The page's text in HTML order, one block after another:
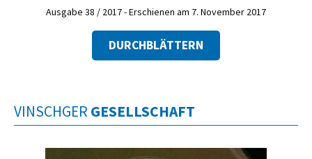
Ausgabe 38 / 2017 - Erschienen am 7. November 2017
DURCHBLÄTTERN
VINSCHGER GESELLSCHAFT